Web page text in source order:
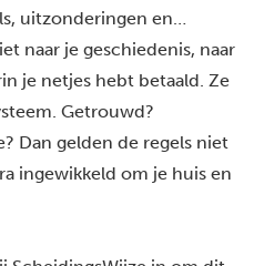
uitzonderingen en…
naar je geschiedenis, naar
je netjes hebt betaald. Ze
Getrouwd?
Dan gelden de regels niet
ingewikkeld om je huis en